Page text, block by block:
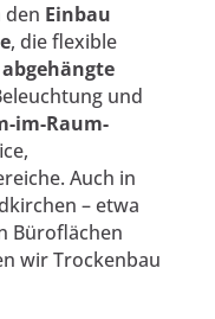
den Einbau
, die flexible
abgehängte
und
im-Raum-
Auch in
– etwa
Büroflächen
wir Trockenbau